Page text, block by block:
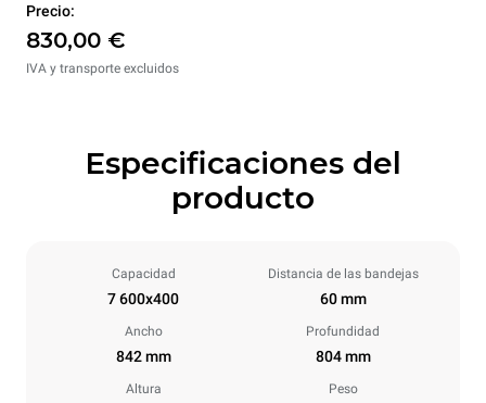
Precio:
830,00 €
IVA y transporte excluidos
Especificaciones del
producto
Capacidad
7 600x400
Distancia de las bandejas
60 mm
Ancho
842 mm
Profundidad
804 mm
Altura Peso